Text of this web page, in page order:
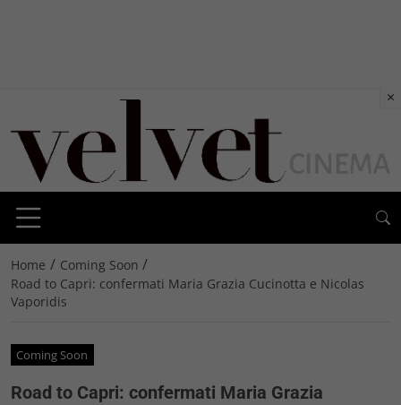
Home / Coming Soon /
Road to Capri: confermati Maria Grazia Cucinotta e Nicolas
Vaporidis
Coming Soon
Road to Capri: confermati Maria Grazia
×